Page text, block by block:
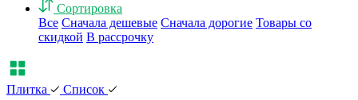
Сортировка
Все Сначала дешевые Сначала дорогие Товары со
скидкой В рассрочку
Плитка
Список